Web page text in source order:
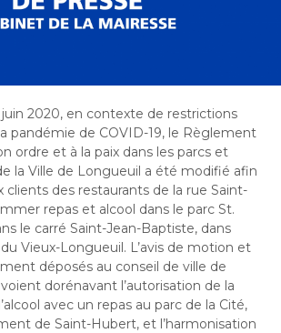
et de l’inspection
dans
une
citoyen
Longueuil
et contravention
et contravention
saine gestion
saine gestion
publique de Longueuil
publique de Longueuil
Ouvre
dans
une
nouvelle
fenêtre
juin 2020, en contexte de restrictions
pandémie de COVID-19, le Règlement
ordre et à la paix dans les parcs et
la Ville de Longueuil a été modifié afin
des restaurants de la rue Saint-
repas et alcool dans le parc St.
le carré Saint-Jean-Baptiste, dans
Vieux-Longueuil. L’avis de motion et
déposés au conseil de ville de
dorénavant l’autorisation de la
avec un repas au parc de la Cité,
de Saint-Hubert, et l’harmonisation